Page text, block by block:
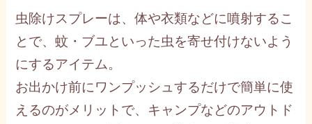
虫除けスプレーは、体や衣類などに噴射するこ
とで、蚊・ブユといった虫を寄せ付けないよう
にするアイテム。
お出かけ前にワンプッシュするだけで簡単に使
えるのがメリットで、キャンプなどのアウトド